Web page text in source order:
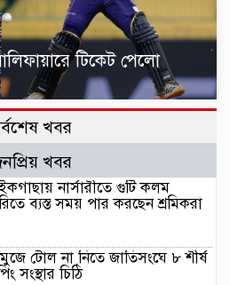
টিকেট পেলো
খবর
খবর
নার্সারীতে গুটি কলম
ব্যস্ত সময় পার করছেন শ্রমিকরা
টোল না নিতে জাতিসংঘে ৮ শীর্ষ
সংস্থার চিঠি